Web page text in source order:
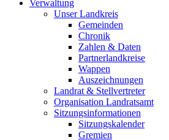
Verwaltung
Unser Landkreis
Gemeinden
Chronik
Zahlen & Daten
Partnerlandkreise
Wappen
Auszeichnungen
Landrat & Stellvertreter
Organisation Landratsamt
Sitzungsinformationen
Sitzungskalender
Gremien